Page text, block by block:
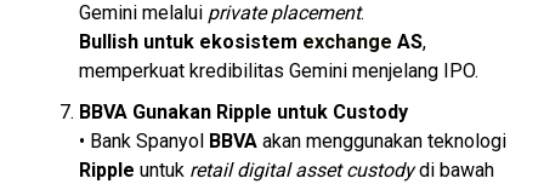
Gemini melalui private placement.
Bullish untuk ekosistem exchange AS,
memperkuat kredibilitas Gemini menjelang IPO.
BBVA Gunakan Ripple untuk Custody
• Bank Spanyol BBVA akan menggunakan teknologi
Ripple untuk retail digital asset custodydi bawah